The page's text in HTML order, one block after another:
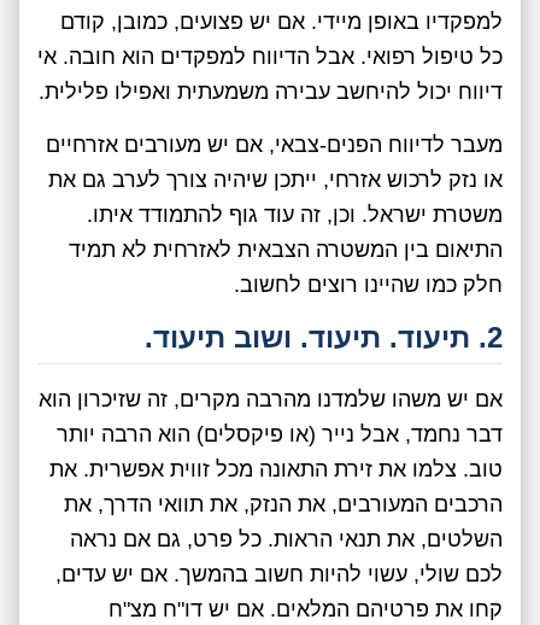
למפקדיו באופן מיידי. אם יש פצועים, כמובן, קודם
כל טיפול רפואי. אבל הדיווח למפקדים הוא חובה. אי
דיווח יכול להיחשב עבירה משמעתית ואפילו פלילית.
מעבר לדיווח הפנים-צבאי, אם יש מעורבים אזרחיים
או נזק לרכוש אזרחי, ייתכן שיהיה צורך לערב גם את
משטרת ישראל. וכן, זה עוד גוף להתמודד איתו.
התיאום בין המשטרה הצבאית לאזרחית לא תמיד
חלק כמו שהיינו רוצים לחשוב.
2. תיעוד. תיעוד. ושוב תיעוד.
אם יש משהו שלמדנו מהרבה מקרים, זה שזיכרון הוא
דבר נחמד, אבל נייר (או פיקסלים) הוא הרבה יותר
טוב. צלמו את זירת התאונה מכל זווית אפשרית. את
הרכבים המעורבים, את הנזק, את תוואי הדרך, את
השלטים, את תנאי הראות. כל פרט, גם אם נראה
לכם שולי, עשוי להיות חשוב בהמשך. אם יש עדים,
קחו את פרטיהם המלאים. אם יש דו"ח מצ"ח